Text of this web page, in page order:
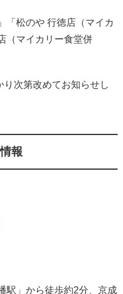
「松のや 行徳店（マイカ
（マイカリー食堂併
次第改めてお知らせし
報
駅」から徒歩約2分、京成